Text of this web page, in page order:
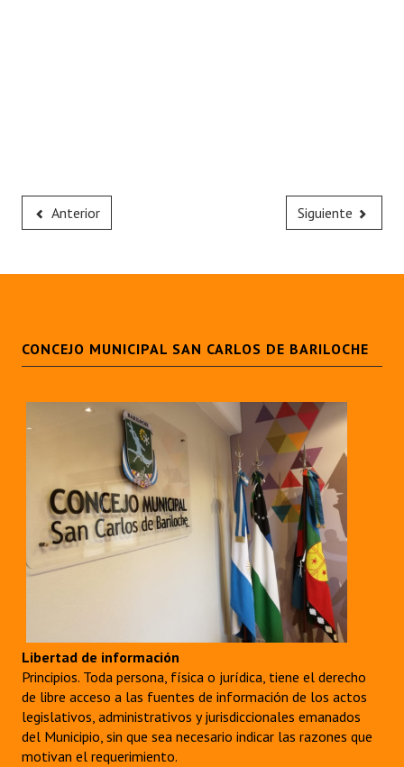
Anterior Siguiente
CONCEJO MUNICIPAL SAN CARLOS DE BARILOCHE
Libertad de información
Principios. Toda persona, física o jurídica, tiene el derecho
de libre acceso a las fuentes de información de los actos
legislativos, administrativos y jurisdiccionales emanados
del Municipio, sin que sea necesario indicar las razones que
motivan el requerimiento.